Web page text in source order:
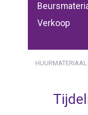
Verkoop
HUURMATERIAAL